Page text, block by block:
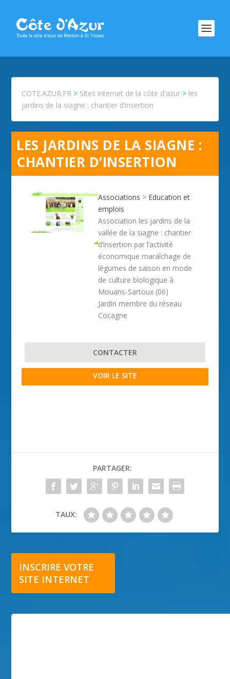
COTE.AZUR.FR > Sites internet de la côte d'azur > les
jardins de la siagne : chantier d’insertion
LES JARDINS DE LA SIAGNE :
CHANTIER D’INSERTION
Associations > Education et
emplois
Association les jardins de la
vallée de la siagne : chantier
d’insertion par l’activité
économique maraîchage de
légumes de saison en mode
de culture biologique à
Mouans-Sartoux (06)
Jardin membre du réseau
Cocagne
CONTACTER
VOIR LE SITE
PARTAGER:
TAUX:
INSCRIRE VOTRE
SITE INTERNET